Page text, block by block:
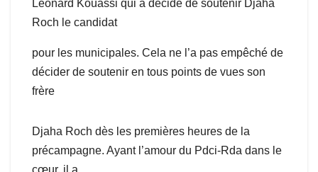
Léonard Kouassi qui a décidé de soutenir Djaha
Roch le candidat
pour les municipales. Cela ne l’a pas empêché de
décider de soutenir en tous points de vues son
frère
Djaha Roch dès les premières heures de la
précampagne. Ayant l’amour du Pdci-Rda dans le
cœur, il a